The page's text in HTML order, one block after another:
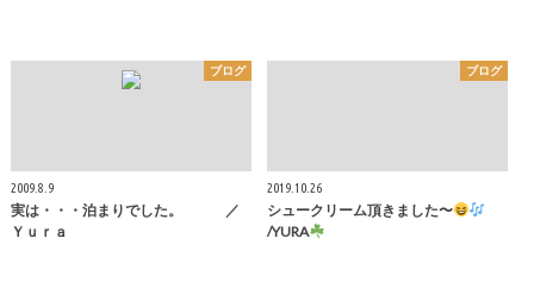
ブログ
2009.8.9
実は・・・泊まりでした。 ／
Ｙｕｒａ
ブログ
2019.10.26
シュークリーム頂きました〜
/YURA